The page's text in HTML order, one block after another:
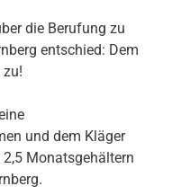
die Berufung zu
entschied: Dem
und dem Kläger
Monatsgehältern